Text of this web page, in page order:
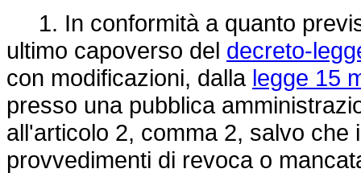
1. In conformità a quanto
ultimo capoverso del decreto-
con modificazioni, dalla legge 15
presso una pubblica
all'articolo 2, comma 2, salvo
provvedimenti di revoca o